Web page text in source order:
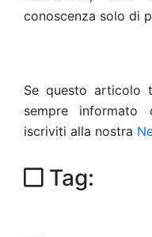
conoscenza solo di
Se questo articolo
sempre
iscriviti alla nostra
Tag: